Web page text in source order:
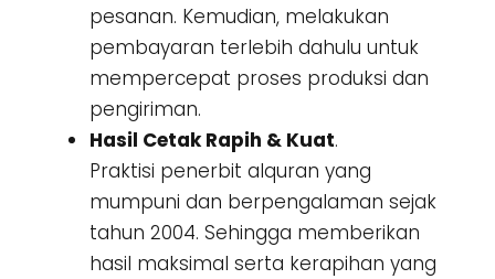
pesanan. Kemudian, melakukan
pembayaran terlebih dahulu untuk
mempercepat proses produksi dan
pengiriman.
Hasil Cetak Rapih & Kuat.
Praktisi penerbit alquran yang
mumpuni dan berpengalaman sejak
tahun 2004. Sehingga memberikan
hasil maksimal serta kerapihan yang